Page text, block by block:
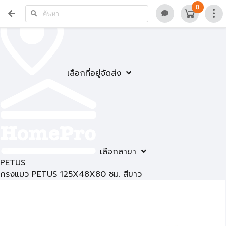
เลือกที่อยู่จัดส่ง
เลือกสาขา
0
PETUS
กรงแมว PETUS 125X48X80 ซม. สีขาว